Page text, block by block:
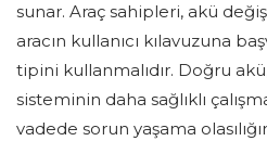
sunar. Araç sahipleri, akü
aracın kullanıcı kılavuzuna
tipini kullanmalıdır. Doğru
sisteminin daha sağlıklı
vadede sorun yaşama